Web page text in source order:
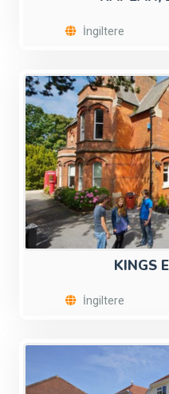
İngiltere
KINGS
İngiltere